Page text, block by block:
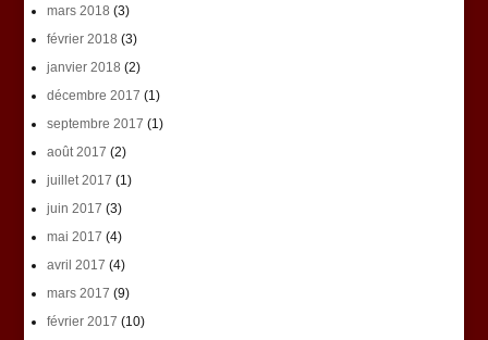
mars 2018 (3)
février 2018 (3)
janvier 2018 (2)
décembre 2017 (1)
septembre 2017 (1)
août 2017 (2)
juillet 2017 (1)
juin 2017 (3)
mai 2017 (4)
avril 2017 (4)
mars 2017 (9)
février 2017 (10)